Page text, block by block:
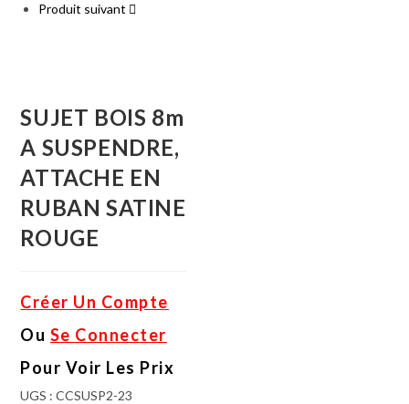
Produit suivant
SUJET BOIS 8m
A SUSPENDRE,
ATTACHE EN
RUBAN SATINE
ROUGE
Créer Un Compte
Ou Se Connecter
Pour Voir Les Prix
UGS :CCSUSP2-23